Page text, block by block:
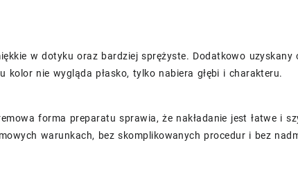
w dotyku oraz bardziej sprężyste. Dodatkowo uzyskany
kolor nie wygląda płasko, tylko nabiera głębi i charakteru.
forma preparatu sprawia, że nakładanie jest łatwe i
warunkach, bez skomplikowanych procedur i bez